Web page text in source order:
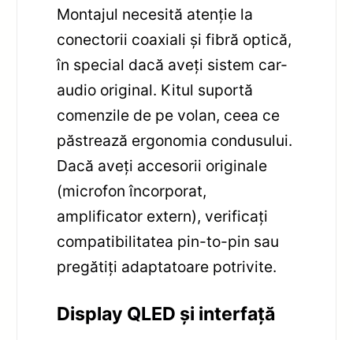
Montajul necesită atenție la
conectorii coaxiali și fibră optică,
în special dacă aveți sistem car-
audio original. Kitul suportă
comenzile de pe volan, ceea ce
păstrează ergonomia condusului.
Dacă aveți accesorii originale
(microfon încorporat,
amplificator extern), verificați
compatibilitatea pin-to-pin sau
pregătiți adaptatoare potrivite.
Display QLED și interfață